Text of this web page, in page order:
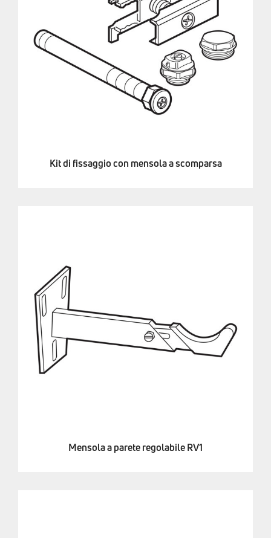
Kit di fissaggio con mensola a scomparsa
Mensola a parete regolabile RV1